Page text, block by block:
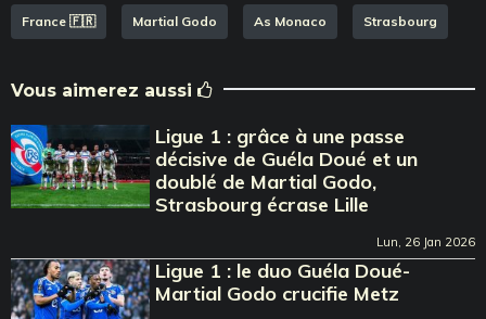
France 🇫🇷 Martial Godo As Monaco Strasbourg
Vous aimerez aussi
Ligue 1 : grâce à une passe
décisive de Guéla Doué et un
doublé de Martial Godo,
Strasbourg écrase Lille
Lun, 26 Jan 2026
Ligue 1 : le duo Guéla Doué-
Martial Godo crucifie Metz